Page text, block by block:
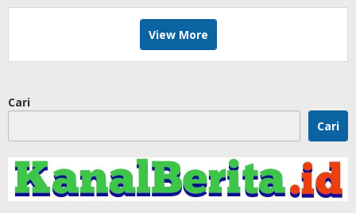
View More
Cari
Cari